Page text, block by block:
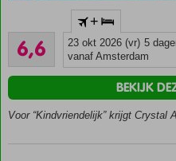
en
direct
aan het
6,6
Ruim voldoende
7
beoordelingen
+
23 okt 2026 (vr) 5
vanaf Amsterdam
Voor “Kindvriendelijk” krijgt Crystal
BEKIJK